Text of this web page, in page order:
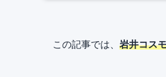
この記事では、 岩井コス